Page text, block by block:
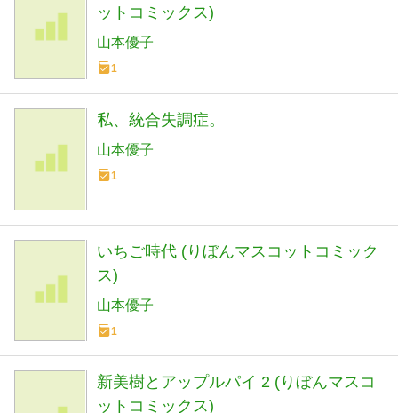
ットコミックス)
山本優子
1
私、統合失調症。
山本優子
1
いちご時代 (りぼんマスコットコミック
ス)
山本優子
1
新美樹とアップルパイ 2 (りぼんマスコ
ットコミックス)